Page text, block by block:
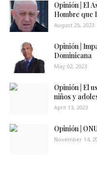
Opinión | El
Hombre que
August 25, 2023
Opinión |
Dominicana
May 02, 2023
Opinión | El
niños y
April 13, 2023
Opinión |
November 14,